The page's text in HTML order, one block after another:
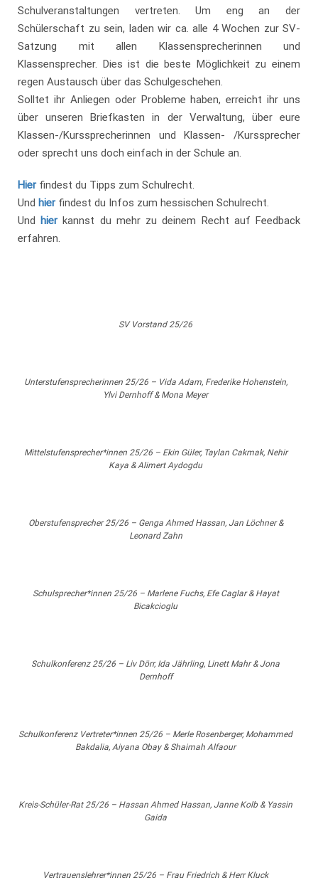
Schulveranstaltungen vertreten. Um eng an der
Schülerschaft zu sein, laden wir ca. alle 4 Wochen zur SV-
Satzung mit allen Klassensprecherinnen und
Klassensprecher. Dies ist die beste Möglichkeit zu einem
regen Austausch über das Schulgeschehen.
Solltet ihr Anliegen oder Probleme haben, erreicht ihr uns
über unseren Briefkasten in der Verwaltung, über eure
Klassen-/Kurssprecherinnen und Klassen- /Kurssprecher
oder sprecht uns doch einfach in der Schule an.
Hier findest du Tipps zum Schulrecht.
Und hierfindest du Infos zum hessischen Schulrecht.
Und hierkannst du mehr zu deinem Recht auf Feedback
erfahren.
SV Vorstand 25/26
Unterstufensprecherinnen 25/26 – Vida Adam, Frederike Hohenstein,
Ylvi Dernhoff & Mona Meyer
Mittelstufensprecher*innen 25/26 – Ekin Güler, Taylan Cakmak, Nehir
Kaya & Alimert Aydogdu
Oberstufensprecher 25/26 – Genga Ahmed Hassan, Jan Löchner &
Leonard Zahn
Schulsprecher*innen 25/26 – Marlene Fuchs, Efe Caglar & Hayat
Bicakcioglu
Schulkonferenz 25/26 – Liv Dörr, Ida Jährling, Linett Mahr & Jona
Dernhoff
Schulkonferenz Vertreter*innen 25/26 – Merle Rosenberger, Mohammed
Bakdalia, Aiyana Obay & Shaimah Alfaour
Kreis-Schüler-Rat 25/26 – Hassan Ahmed Hassan, Janne Kolb & Yassin
Gaida
Vertrauenslehrer*innen 25/26 – Frau Friedrich & Herr Kluck